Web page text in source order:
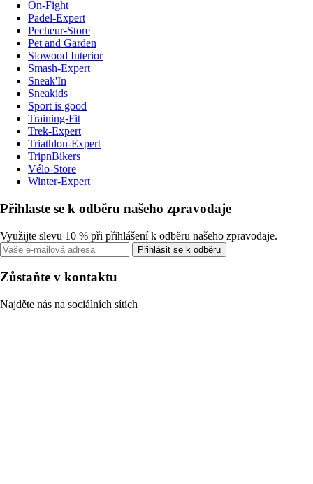
On-Fight
Padel-Expert
Pecheur-Store
Pet and Garden
Slowood Interior
Smash-Expert
Sneak'In
Sneakids
Sport is good
Training-Fit
Trek-Expert
Triathlon-Expert
TripnBikers
Vélo-Store
Winter-Expert
Přihlaste se k odběru našeho zpravodaje
Využijte slevu 10 % při přihlášení k odběru našeho zpravodaje.
Přihlásit se k odběru
Zůstaňte v kontaktu
Najděte nás na sociálních sítích